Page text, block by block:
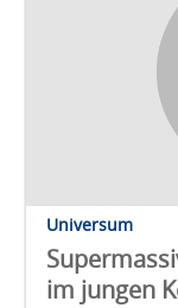
Universum
im jungen